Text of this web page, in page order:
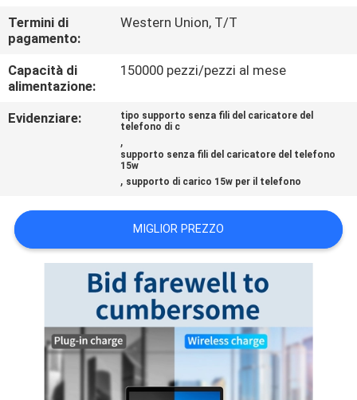
CONTATTICI
RICHIEDA
DEL
SITO
PRIVACY
Termini di
pagamento:
Western Union, T/T
Capacità di
alimentazione:
150000 pezzi/pezzi al mese
Evidenziare:
tipo supporto senza fili del caricatore del
telefono di c
,
supporto senza fili del caricatore del telefono
15w
, supporto di carico 15w per il telefono
MIGLIOR PREZZO